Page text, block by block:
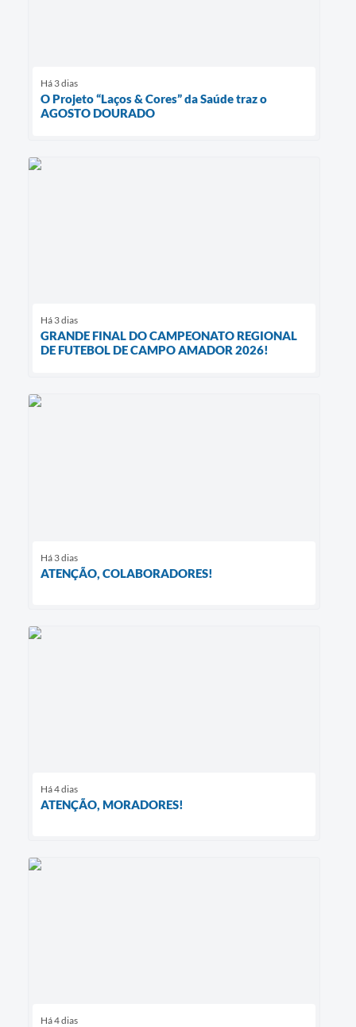
Há 3 dias
O Projeto “Laços & Cores” da Saúde traz o
AGOSTO DOURADO
Há 3 dias
GRANDE FINAL DO CAMPEONATO REGIONAL
DE FUTEBOL DE CAMPO AMADOR 2026!
Há 3 dias
ATENÇÃO, COLABORADORES!
Há 4 dias
ATENÇÃO, MORADORES!
Há 4 dias